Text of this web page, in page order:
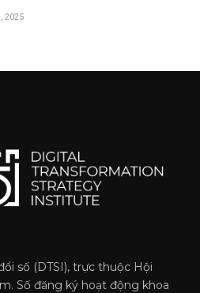
2025
số (DTSI), trực thuộc Hội
Số đăng ký hoạt động khoa